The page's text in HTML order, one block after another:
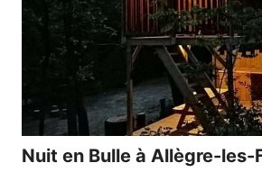
Nuit en Bulle à Allègre-les-